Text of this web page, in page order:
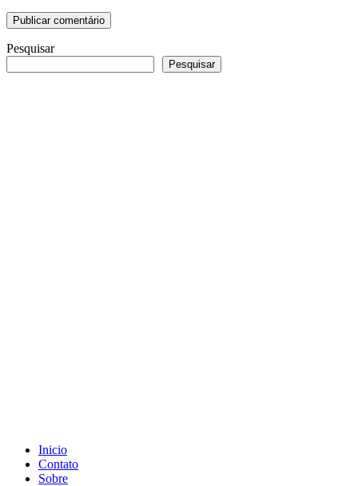
Pesquisar
Pesquisar
Inicio
Contato
Sobre